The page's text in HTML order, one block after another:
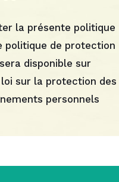
la présente politique
politique de protection
disponible sur
sur la protection des
personnels